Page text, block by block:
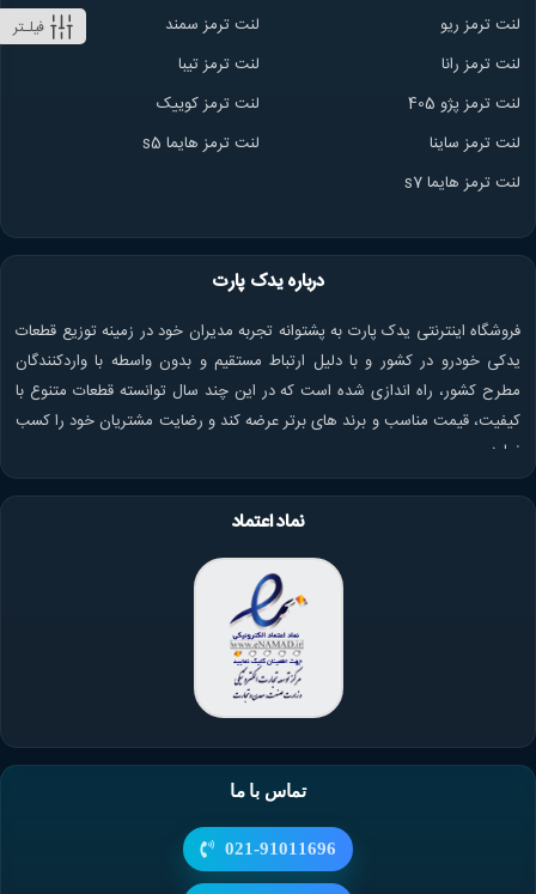
فیلـتر
لنت ترمز ریو
لنت ترمز سمند
لنت ترمز رانا
لنت ترمز تیبا
لنت ترمز پژو 405
لنت ترمز کوییک
لنت ترمز ساینا
لنت ترمز هایما s5
لنت ترمز هایما s7
درباره یدک پارت
فروشگاه اینترنتی یدک پارت به پشتوانه تجربه مدیران خود در زمینه توزیع قطعات
یدکی خودرو در کشور و با دلیل ارتباط مستقیم و بدون واسطه با واردکنندگان
مطرح کشور، راه اندازی شده است که در این چند سال توانسته قطعات متنوع با
کیفیت، قیمت مناسب و برند های برتر عرضه کند و رضایت مشتریان خود را کسب
نماید.
نماد اعتماد
تماس با ما
021-91011696